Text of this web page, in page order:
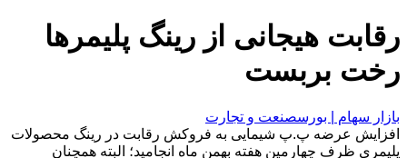
رقابت هیجانی از رینگ پلیمرها
رخت بربست
بازار سهام | بورسصنعت و تجارت
افزایش عرضه‌ پ.پ شیمایی به فروکش رقابت در رینگ محصولات
پلیمری ظرف چهارمین هفته بهمن ماه انجامید؛ البته همچنان